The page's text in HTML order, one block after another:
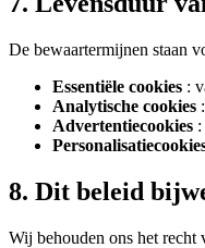
De bewaartermijnen staan
Essentiële cookies :
Analytische cookies
Advertentiecookies
8. Dit beleid
Wij behouden ons het